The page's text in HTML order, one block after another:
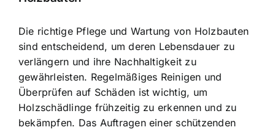
Die richtige Pflege und Wartung von Holzbauten
sind entscheidend, um deren Lebensdauer zu
verlängern und ihre Nachhaltigkeit zu
gewährleisten. Regelmäßiges Reinigen und
Überprüfen auf Schäden ist wichtig, um
Holzschädlinge frühzeitig zu erkennen und zu
bekämpfen. Das Auftragen einer schützenden